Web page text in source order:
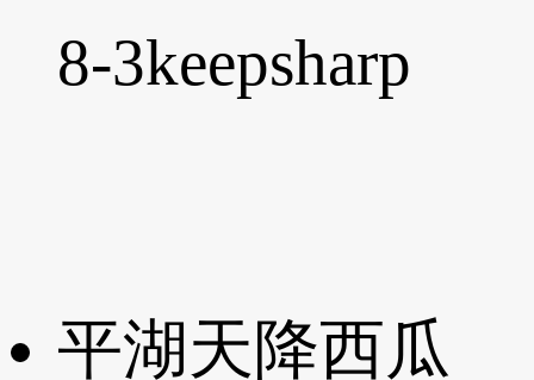
8-3keepsharp
平湖天降西瓜